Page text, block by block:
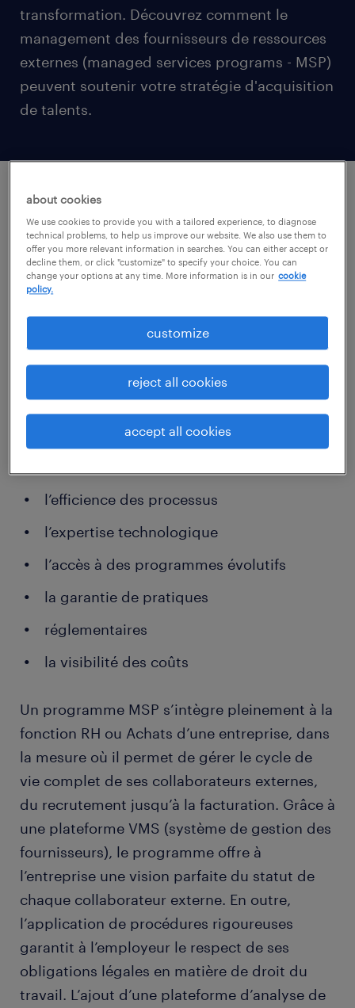
transformation. Découvrez comment le
management des fournisseurs de ressources
externes (managed services programs - MSP)
peuvent soutenir votre stratégie d'acquisition
de talents.
qu’est-ce qu’un programme MSP ?
Un programme MSP (managed services
program) est une solution performante de
gestion de main-d’oeuvre flexible. Les
avantages à recourir à un prestataire
spécialisé dans ce type de solutions sont
nombreux. Parmi eux :
l’efficience des processus
l’expertise technologique
l’accès à des programmes évolutifs
la garantie de pratiques
réglementaires
la visibilité des coûts
Un programme MSP s’intègre pleinement à la
fonction RH ou Achats d’une entreprise, dans
la mesure où il permet de gérer le cycle de
vie complet de ses collaborateurs externes,
du recrutement jusqu’à la facturation. Grâce à
une plateforme VMS (système de gestion des
fournisseurs), le programme offre à
l’entreprise une vision parfaite du statut de
chaque collaborateur externe. En outre,
l’application de procédures rigoureuses
garantit à l’employeur le respect de ses
obligations légales en matière de droit du
travail. L’ajout d’une plateforme d’analyse de
about cookies
We use cookies to provide you with a tailored experience, to diagnose
technical problems, to help us improve our website. We also use them to
offer you more relevant information in searches. You can either accept or
decline them, or click "customize" to specify your choice. You can
change your options at any time. More information is in our cookie
policy.
customize
reject all cookies
accept all cookies